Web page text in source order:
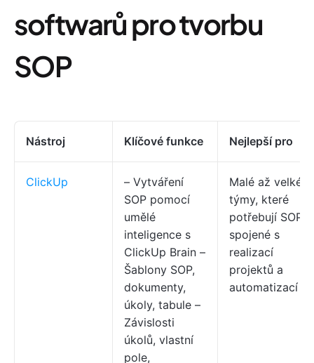
softwarů pro tvorbu
SOP
Nástroj Klíčové funkce Nejlepší pro
ClickUp
– Vytváření
SOP pomocí
umělé
inteligence s
ClickUp Brain –
Šablony SOP,
dokumenty,
úkoly, tabule –
Závislosti
úkolů, vlastní
pole,
Malé až velké
týmy, které
potřebují SOP
spojené s
realizací
projektů a
automatizací